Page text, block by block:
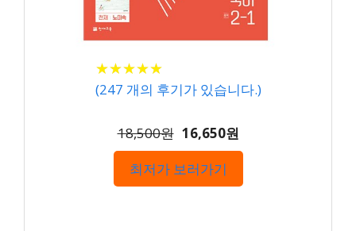
★★★★★
★★★★★
(247 개의 후기가 있습니다.)
18,500원 16,650원
최저가 보러가기